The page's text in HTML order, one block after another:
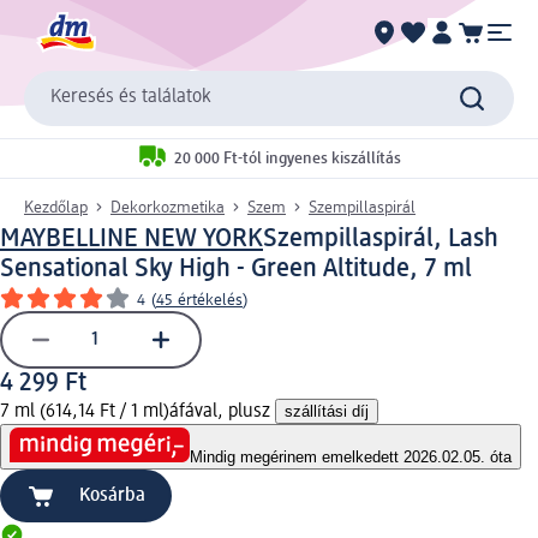
Keresés és találatok
20 000 Ft-tól ingyenes kiszállítás
Kezdőlap Dekorkozmetika Szem Szempillaspirál
MAYBELLINE NEW YORKSzempillaspirál, Lash
Sensational Sky High - Green Altitude, 7 ml
4 (45 értékelés)
4 299 Ft
7 ml (614,14 Ft / 1 ml)áfával, plusz szállítási díj
Mindig megérinem emelkedett 2026.02.05. óta
Kosárba